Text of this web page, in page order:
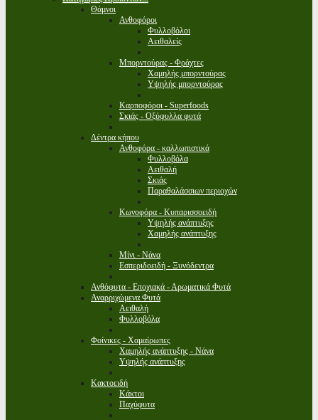
Θάμνοι
Ανθοφόροι
Φυλλοβόλοι
Αειθαλείς
Μπορντούρας - Φράχτες
Χαμηλής μπορντούρας
Υψηλής μπορντούρας
Καρποφόροι - Superfoods
Σκιάς - Οξύφυλλα φυτά
Δέντρα κήπου
Ανθοφόρα - καλλωπιστικά
Φυλλοβόλα
Αειθαλή
Σκιάς
Παραθαλάσσιων περιοχών
Κωνοφόρα - Κυπαρισσοειδή
Υψηλής ανάπτυξης
Χαμηλής ανάπτυξης
Μίνι - Νάνα
Εσπεριδοειδή - Ξυνόδεντρα
Ανθόφυτα - Εποχιακά - Αρωματικά Φυτά
Αναρριχώμενα Φυτά
Αειθαλή
Φυλλοβόλα
Φοίνικες - Χαμαίρωπες
Χαμηλής ανάπτυξης - Νάνα
Υψηλής ανάπτυξης
Κακτοειδή
Κάκτοι
Παχύφυτα